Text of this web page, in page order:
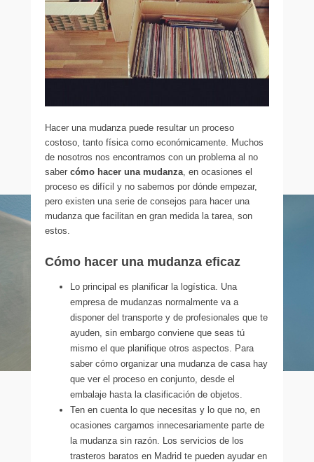
Hacer una mudanza puede resultar un proceso
costoso, tanto física como económicamente. Muchos
de nosotros nos encontramos con un problema al no
saber cómo hacer una mudanza, en ocasiones el
proceso es difícil y no sabemos por dónde empezar,
pero existen una serie de consejos para hacer una
mudanza que facilitan en gran medida la tarea, son
estos.
Cómo hacer una mudanza eficaz
Lo principal es planificar la logística. Una
empresa de mudanzas normalmente va a
disponer del transporte y de profesionales que te
ayuden, sin embargo conviene que seas tú
mismo el que planifique otros aspectos. Para
saber cómo organizar una mudanza de casa hay
que ver el proceso en conjunto, desde el
embalaje hasta la clasificación de objetos.
Ten en cuenta lo que necesitas y lo que no, en
ocasiones cargamos innecesariamente parte de
la mudanza sin razón. Los servicios de los
trasteros baratos en Madrid te pueden ayudar en